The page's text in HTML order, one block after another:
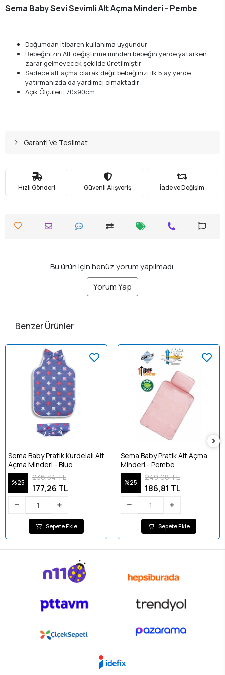
Sema Baby Sevi Sevimli Alt Açma Minderi - Pembe
Doğumdan itibaren kullanıma uygundur
Bebeğinizin Alt değiştirme minderi bebeğin yerde yatarken
zarar gelmeyecek şekilde üretilmiştir
Sadece alt açma olarak değil bebeğinizi ilk 5 ay yerde
yatırmanızda da yardımcı olmaktadır
Açık Ölçüleri: 70x90cm
Garanti Ve Teslimat
Hızlı Gönderi Güvenli Alışveriş İade ve Değişim
Bu ürün için henüz yorum yapılmadı.
Yorum Yap
Benzer Ürünler
Sema Baby Pratik Kurdelalı Alt
Açma Minderi - Blue
%25
236,34 TL
177,26 TL
Sepete Ekle
Sema Baby Pratik Alt Açma
Minderi - Pembe
%25
249,08 TL
186,81 TL
Sepete Ekle